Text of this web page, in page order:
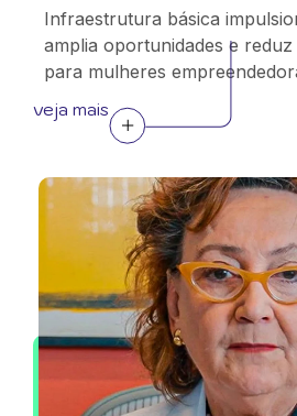
Infraestrutura básica
amplia oportunidades e reduz
para mulheres
veja mais